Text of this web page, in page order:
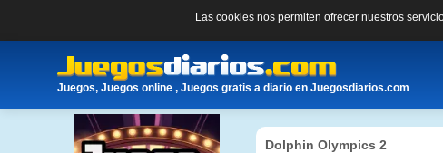
Las cookies nos permiten ofrecer nuestros
Juegos, Juegos online , Juegos gratis a diario en Juegosdiarios.com
Dolphin Olympics 2